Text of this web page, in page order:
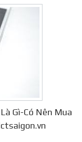
Gì-Có Nên Mua